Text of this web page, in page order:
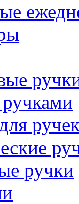
ручки